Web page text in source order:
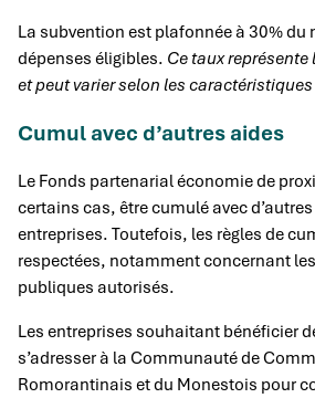
La subvention est plafonnée à 30% du
dépenses éligibles. Ce taux
et peut varier selon les
Cumul avec d’autres aides
Le Fonds partenarial économie de
certains cas, être cumulé avec
entreprises. Toutefois, les règles de
respectées, notamment concernant
publiques autorisés.
Les entreprises souhaitant bénéficier
s’adresser à la Communauté de
Romorantinais et du Monestois pour